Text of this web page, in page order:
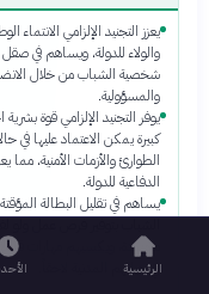
يعزز التجنيد الإلزامي الانتماء
والولاء للدولة، ويساهم في صقل
شخصية الشباب من خلال
والمسؤولية.
يوفر التجنيد الإلزامي قوة بشرية
كبيرة يمكن الاعتماد عليها في
الطوارئ والأزمات الأمنية، مما
الدفاعية للدولة.
يساهم في تقليل البطالة
الشباب بتوفير فرص عمل ولو
محدودة، ويكسبهم مهارات قد
في حياتهم المدنية لاحقاً.
الرئيسية